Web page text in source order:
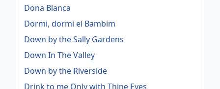
Dona Blanca
Dormi, dormi el Bambim
Down by the Sally Gardens
Down In The Valley
Down by the Riverside
Drink to me Only with Thine Eyes